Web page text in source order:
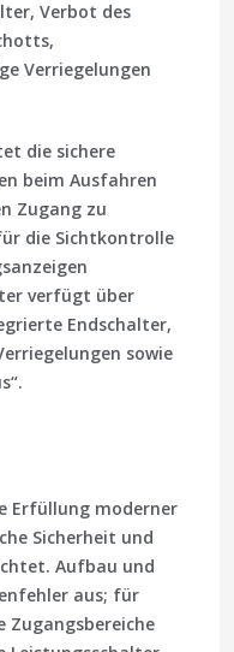
Verbot des
Verriegelungen
die sichere
beim Ausfahren
Zugang zu
die Sichtkontrolle
verfügt über
Endschalter,
sowie
Erfüllung moderner
Sicherheit und
Aufbau und
aus; für
Zugangsbereiche